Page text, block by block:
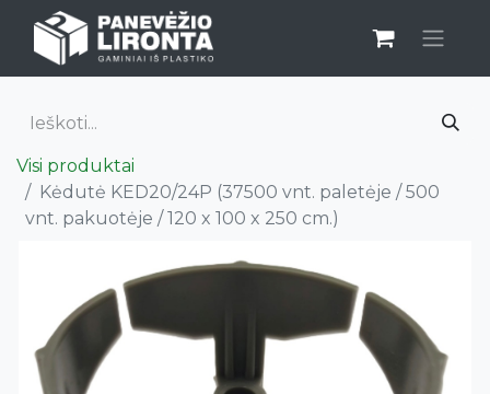
Visi produktai
Kėdutė KED20/24P (37500 vnt. paletėje / 500
vnt. pakuotėje / 120 x 100 x 250 cm.)